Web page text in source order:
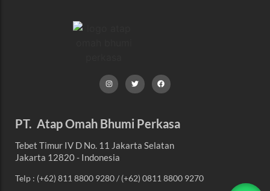
PT. Atap Omah Bhumi Perkasa
Tebet Timur IV D No. 11 Jakarta Selatan
Jakarta 12820 - Indonesia
Telp : (+62) 811 8800 9280 / (+62) 0811 8800 9270